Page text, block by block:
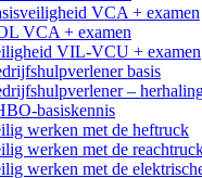
VCA + examen
VCA + examen
VIL-VCU + examen
basis
–
basiskennis
werken met de heftruck
werken met de
werken met de